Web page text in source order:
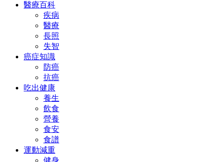
醫療百科
疾病
醫療
長照
失智
癌症知識
防癌
抗癌
吃出健康
養生
飲食
營養
食安
食譜
運動減重
健身